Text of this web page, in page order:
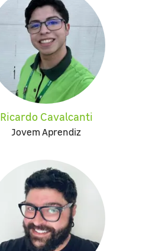
Ricardo Cavalcanti
Jovem Aprendiz